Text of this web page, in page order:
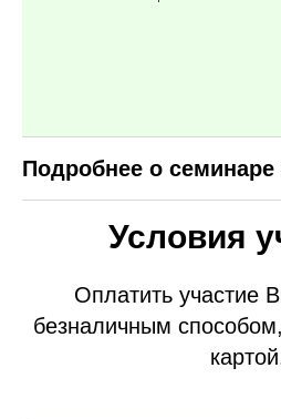
Подробнее о семинаре
Условия
Оплатить участие
безналичным